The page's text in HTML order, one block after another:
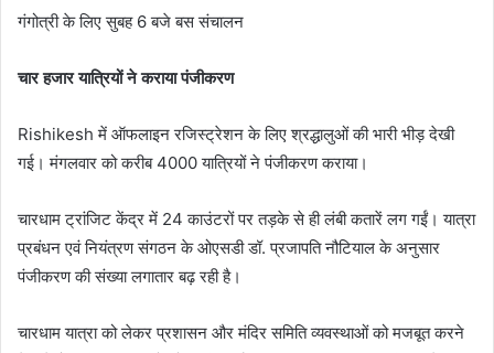
गंगोत्री के लिए सुबह 6 बजे बस संचालन
चार हजार यात्रियों ने कराया पंजीकरण
Rishikesh में ऑफलाइन रजिस्ट्रेशन के लिए श्रद्धालुओं की भारी भीड़ देखी
गई। मंगलवार को करीब 4000 यात्रियों ने पंजीकरण कराया।
चारधाम ट्रांजिट केंद्र में 24 काउंटरों पर तड़के से ही लंबी कतारें लग गईं। यात्रा
प्रबंधन एवं नियंत्रण संगठन के ओएसडी डॉ. प्रजापति नौटियाल के अनुसार
पंजीकरण की संख्या लगातार बढ़ रही है।
चारधाम यात्रा को लेकर प्रशासन और मंदिर समिति व्यवस्थाओं को मजबूत करने